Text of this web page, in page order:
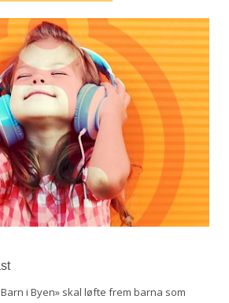
i Byen» skal løfte frem barna som